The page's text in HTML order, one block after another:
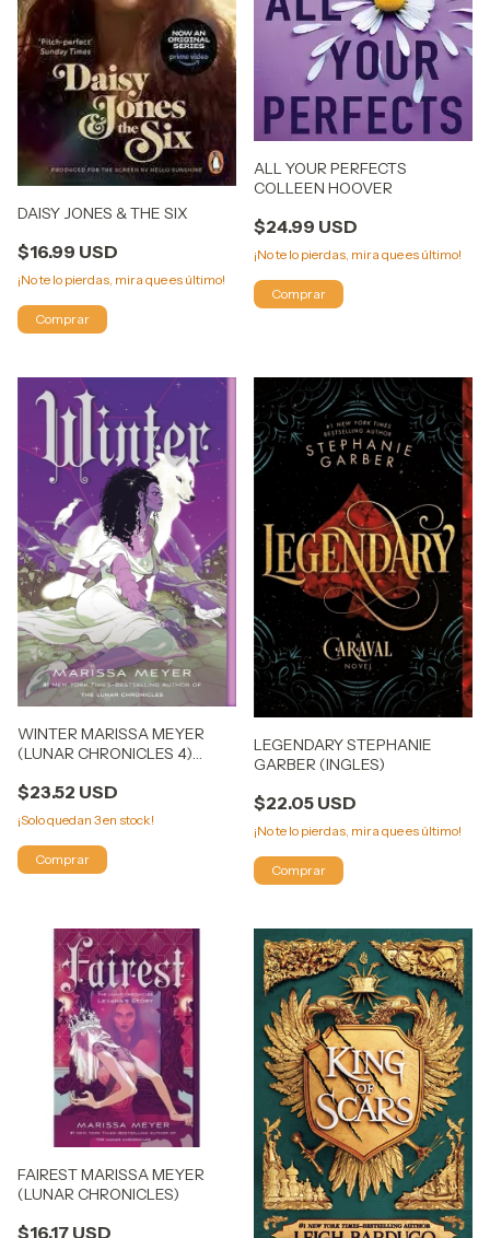
DAISY JONES & THE SIX
$16.99 USD
¡No te lo pierdas, mira que es último!
ALL YOUR PERFECTS
COLLEEN HOOVER
$24.99 USD
¡No te lo pierdas, mira que es último!
WINTER MARISSA MEYER
(LUNAR CHRONICLES 4)
$23.52 USD
¡Solo quedan 3en stock!
LEGENDARY STEPHANIE
GARBER (INGLES)
$22.05 USD
¡No te lo pierdas, mira que es último!
FAIREST MARISSA MEYER
(LUNAR CHRONICLES)
$16.17 USD